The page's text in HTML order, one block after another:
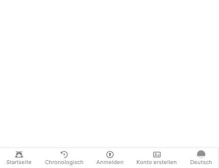
Startseite Chronologisch Anmelden Konto erstellen Deutsch